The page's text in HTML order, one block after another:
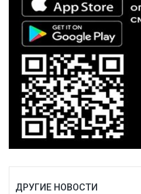
ДРУГИЕ НОВОСТИ